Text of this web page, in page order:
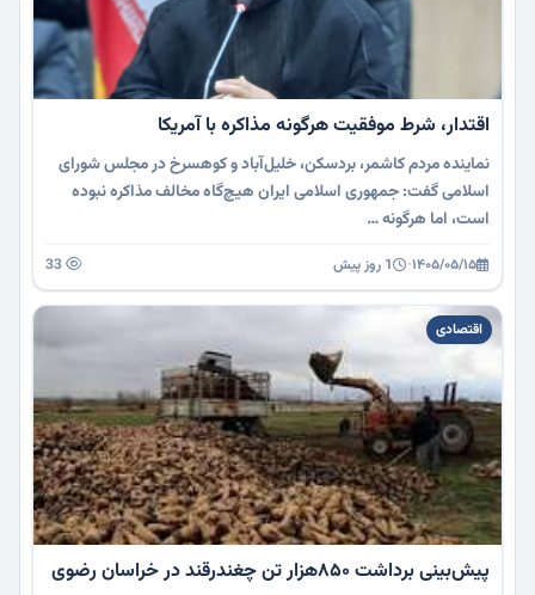
اقتدار، شرط موفقیت هرگونه مذاکره با آمریکا
نماینده مردم کاشمر، بردسکن، خلیل‌آباد و کوهسرخ در مجلس شورای
اسلامی گفت: جمهوری اسلامی ایران هیچ‌گاه مخالف مذاکره نبوده
است، اما هرگونه …
۱۴۰۵/۰۵/۱۵· 1 روز پیش
اقتصادی
پیش‌بینی برداشت ۸۵۰هزار تن چغندرقند در خراسان رضوی